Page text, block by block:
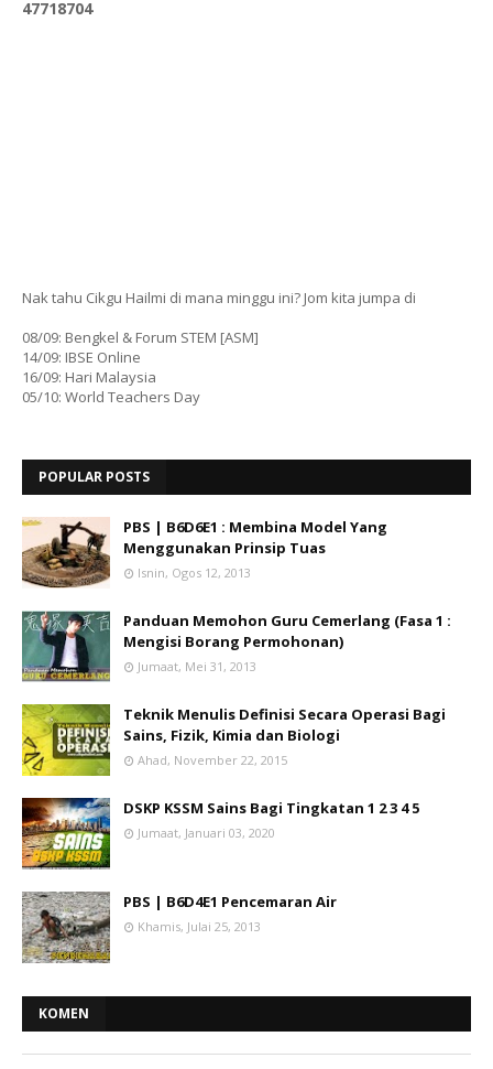
47718704
Nak tahu Cikgu Hailmi di mana minggu ini? Jom kita jumpa di
08/09: Bengkel & Forum STEM [ASM]
14/09: IBSE Online
16/09: Hari Malaysia
05/10: World Teachers Day
POPULAR POSTS
PBS | B6D6E1 : Membina Model Yang
Menggunakan Prinsip Tuas
Isnin, Ogos 12, 2013
Panduan Memohon Guru Cemerlang (Fasa 1 :
Mengisi Borang Permohonan)
Jumaat, Mei 31, 2013
Teknik Menulis Definisi Secara Operasi Bagi
Sains, Fizik, Kimia dan Biologi
Ahad, November 22, 2015
DSKP KSSM Sains Bagi Tingkatan 1 2 3 4 5
Jumaat, Januari 03, 2020
PBS | B6D4E1 Pencemaran Air
Khamis, Julai 25, 2013
KOMEN